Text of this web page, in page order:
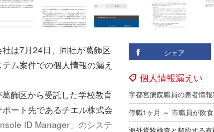
シェア
個人情報漏えい
は7月24日、同社が葛飾区
ム案件での個人情報の漏え
飾区から受託した学校教育
ート先であるチエル株式会
ID Manager」のシステ